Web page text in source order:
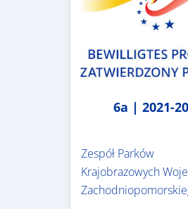
6a | 2021-
Zespół Parków
Krajobrazowych